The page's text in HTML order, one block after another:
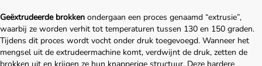
Geëxtrudeerde brokken ondergaan een proces genaamd “extrusie”,
waarbij ze worden verhit tot temperaturen tussen 130 en 150 graden.
Tijdens dit proces wordt vocht onder druk toegevoegd. Wanneer het
mengsel uit de extrudeermachine komt, verdwijnt de druk, zetten de